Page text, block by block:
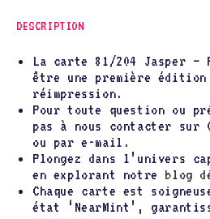
DESCRIPTION
La carte 81/204 Jasper –
être une première édition
réimpression.
Pour toute question ou
pas à nous contacter sur
ou par e-mail.
Plongez dans l’univers
en explorant notre blog
Chaque carte est
état ‘NearMint’,